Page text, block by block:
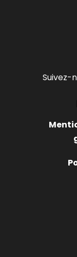
Suivez-